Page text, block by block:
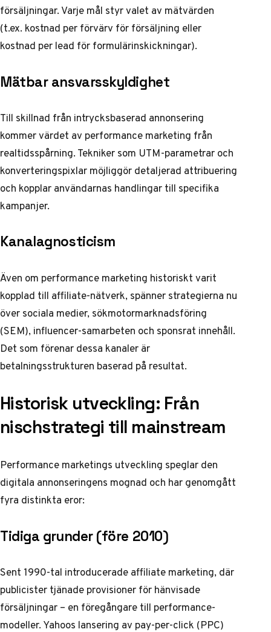
försäljningar. Varje mål styr valet av mätvärden
(t.ex. kostnad per förvärv för försäljning eller
kostnad per lead för formulärinskickningar).
Mätbar ansvarsskyldighet
Till skillnad från intrycksbaserad annonsering
kommer värdet av performance marketing från
realtidsspårning. Tekniker som UTM-parametrar och
konverteringspixlar möjliggör detaljerad attribuering
och kopplar användarnas handlingar till specifika
kampanjer.
Kanalagnosticism
Även om performance marketing historiskt varit
kopplad till affiliate-nätverk, spänner strategierna nu
över sociala medier, sökmotormarknadsföring
(SEM), influencer-samarbeten och sponsrat innehåll.
Det som förenar dessa kanaler är
betalningsstrukturen baserad på resultat.
Historisk utveckling: Från
nischstrategi till mainstream
Performance marketings utveckling speglar den
digitala annonseringens mognad och har genomgått
fyra distinkta eror:
Tidiga grunder (före 2010)
Sent 1990-tal introducerade affiliate marketing, där
publicister tjänade provisioner för hänvisade
försäljningar – en föregångare till performance-
modeller. Yahoos lansering av pay-per-click (PPC)